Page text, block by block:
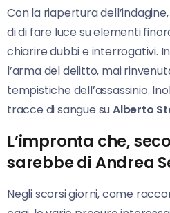
Con la riapertura
di di fare luce su elementi
chiarire dubbi e interrogativi.
l’arma del delitto, mai
tempistiche dell’assassinio.
tracce di sangue suAlberto
L’impronta che,
sarebbe di Andrea
Negli scorsi giorni, come